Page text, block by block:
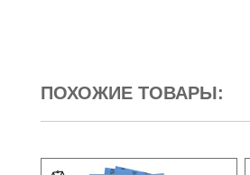
ПОХОЖИЕ ТОВАРЫ: